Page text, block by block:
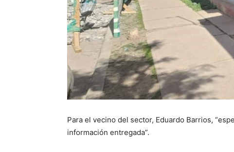
Para el vecino del sector, Eduardo Barrios,
información entregada”.